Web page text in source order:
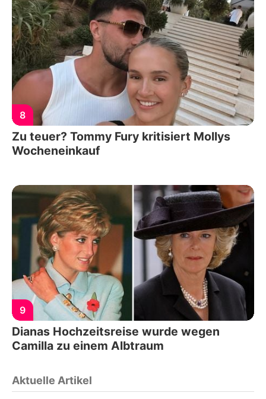
8
Zu teuer? Tommy Fury kritisiert Mollys
Wocheneinkauf
9
Dianas Hochzeitsreise wurde wegen
Camilla zu einem Albtraum
Aktuelle Artikel